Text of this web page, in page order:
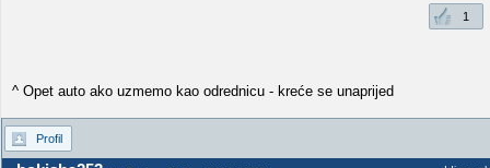
1
^ Opet auto ako uzmemo kao odrednicu - kreće se unaprijed
Profil